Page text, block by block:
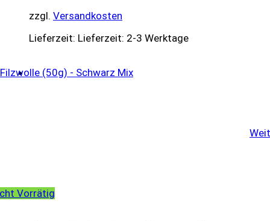
zzgl. Versandkosten
Lieferzeit: Lieferzeit: 2-3 Werktage
Vorrätig